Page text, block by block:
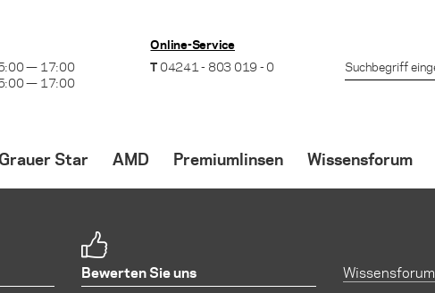
— 17:00
— 17:00
Online-Service
T 04241 - 803 019 - 0
Grauer Star
Zeitpunkt für die OP
AMD
Behandlung mit VEGF-Hemmern
Premiumlinsen Wissensforum
Bewerten Sie uns
Wissensforum